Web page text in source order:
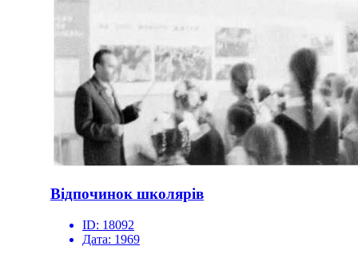
Відпочинок школярів
ID: 18092
Дата: 1969